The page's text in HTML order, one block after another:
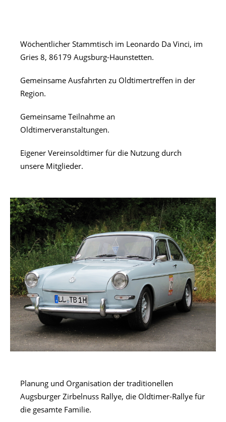
Wöchentlicher Stammtisch im Leonardo Da Vinci, im
Gries 8, 86179 Augsburg-Haunstetten.
Gemeinsame Ausfahrten zu Oldtimertreffen in der
Region.
Gemeinsame Teilnahme an
Oldtimerveranstaltungen.
Eigener Vereinsoldtimer für die Nutzung durch
unsere Mitglieder.
Planung und Organisation der traditionellen
Augsburger Zirbelnuss Rallye, die Oldtimer-Rallye für
die gesamte Familie.